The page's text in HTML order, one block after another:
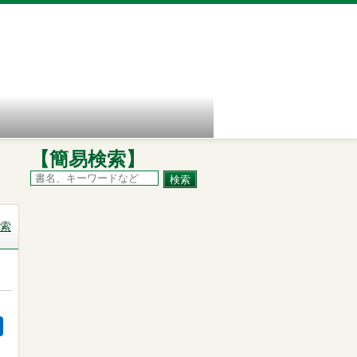
【簡易検索】